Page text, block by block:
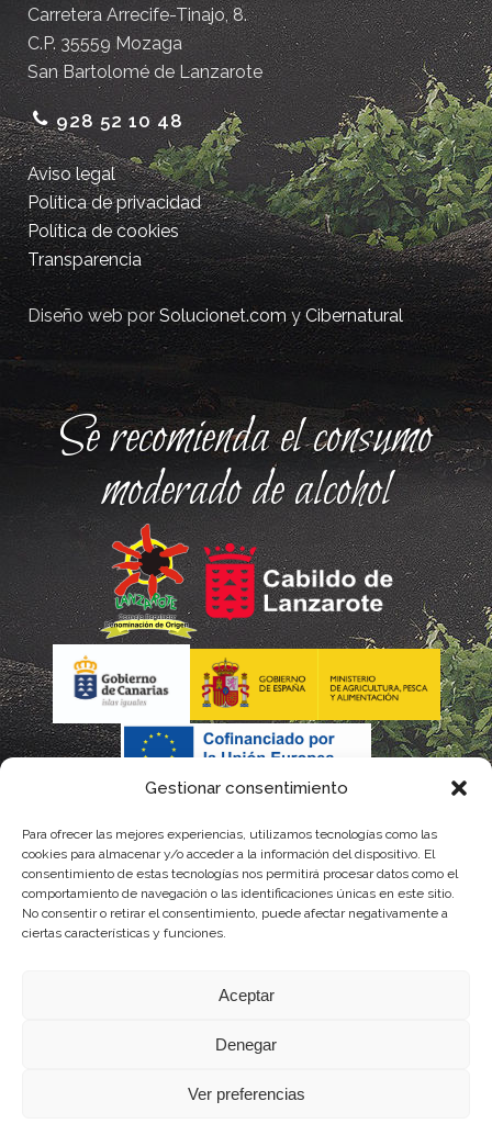
Gestionar consentimiento
Para ofrecer las mejores experiencias, utilizamos tecnologías como las
cookies para almacenar y/o acceder a la información del dispositivo. El
consentimiento de estas tecnologías nos permitirá procesar datos como el
comportamiento de navegación o las identificaciones únicas en este sitio.
No consentir o retirar el consentimiento, puede afectar negativamente a
ciertas características y funciones.
Aceptar
Denegar
Ver preferencias
Carretera Arrecife-Tinajo, 8.
C.P. 35559 Mozaga
San Bartolomé de Lanzarote
928 52 10 48
Aviso legal
Política de privacidad
Política de cookies
Transparencia
Diseño web porSolucionet.comyCibernatural
Se recomienda el consumo
moderado de alcohol
La gestión de la DOP Lanzarote realizada por este Consejo
Regulador es financiada, parcialmente, por el Gobierno de
Canarias
Instituto Canario de Calidad Agroalimentaria